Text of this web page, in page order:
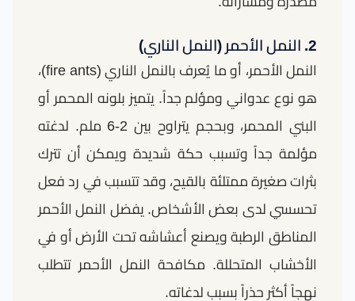
2. النمل الأحمر (النمل الناري)
النمل الأحمر، أو ما يُعرف بالنمل الناري (fire ants)،
هو نوع عدواني ومؤلم جداً. يتميز بلونه المحمر أو
البني المحمر، وبحجم يتراوح بين 2-6 ملم. لدغته
مؤلمة جداً وتسبب حكة شديدة ويمكن أن تترك
بثرات صغيرة ممتلئة بالقيح، وقد تتسبب في رد فعل
تحسسي لدى بعض الأشخاص. يفضل النمل الأحمر
المناطق الرطبة ويصنع أعشاشه تحت الأرض أو في
الأخشاب المتحللة. مكافحة النمل الأحمر تتطلب
نهجاً أكثر حذراً بسبب لدغاته.